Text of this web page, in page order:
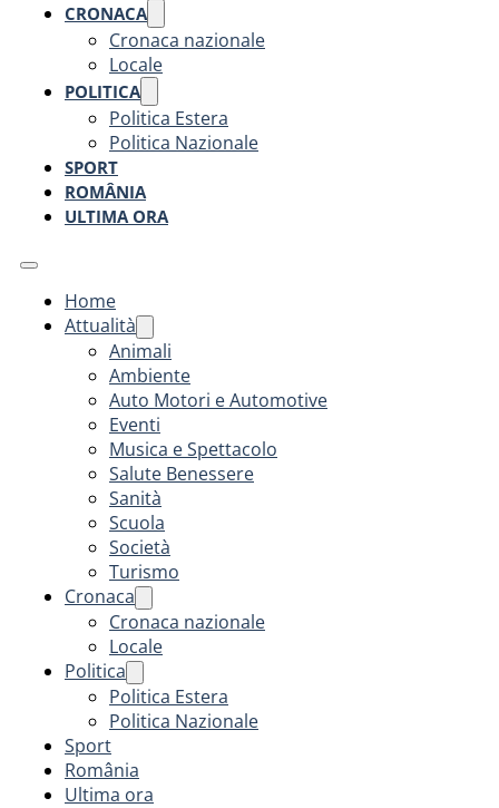
CRONACA
Cronaca nazionale
Locale
POLITICA
Politica Estera
Politica Nazionale
SPORT
ROMÂNIA
ULTIMA ORA
Home
Attualità
Animali
Ambiente
Auto Motori e Automotive
Eventi
Musica e Spettacolo
Salute Benessere
Sanità
Scuola
Società
Turismo
Cronaca
Cronaca nazionale
Locale
Politica
Politica Estera
Politica Nazionale
Sport
România
Ultima ora